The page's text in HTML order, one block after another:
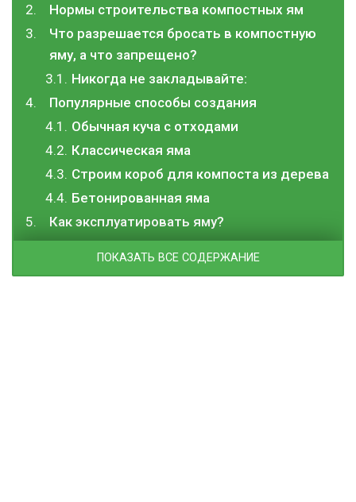
Нормы строительства компостных ям
Что разрешается бросать в компостную
яму, а что запрещено?
Никогда не закладывайте:
Популярные способы создания
Обычная куча с отходами
Классическая яма
Строим короб для компоста из дерева
Бетонированная яма
Как эксплуатировать яму?
ПОКАЗАТЬ ВСЕ СОДЕРЖАНИЕ